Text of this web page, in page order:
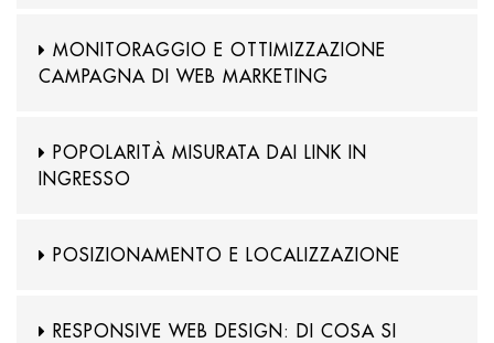
MONITORAGGIO E OTTIMIZZAZIONE
CAMPAGNA DI WEB MARKETING
POPOLARITÀ MISURATA DAI LINK IN
INGRESSO
POSIZIONAMENTO E LOCALIZZAZIONE
RESPONSIVE WEB DESIGN: DI COSA SI